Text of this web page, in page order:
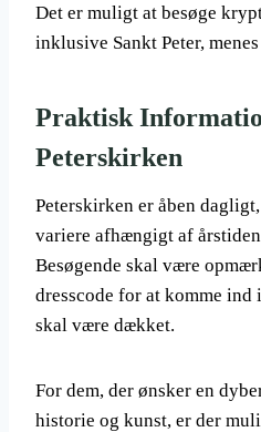
Det er muligt at besøge
inklusive Sankt Peter,
Praktisk
Peterskirken
Peterskirken er åben
variere afhængigt af
Besøgende skal være
dresscode for at komme
skal være dækket.
For dem, der ønsker en
historie og kunst, er der